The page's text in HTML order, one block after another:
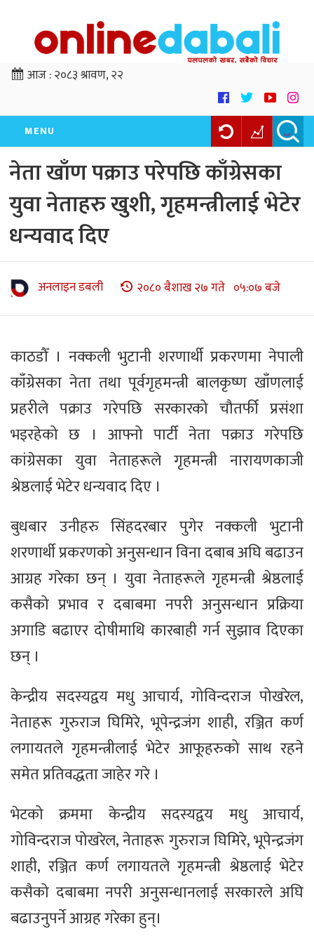
आज :२०८३ श्रावण, २२
MENU
नेता खाँण पक्राउ परेपछि काँग्रेसका
युवा नेताहरु खुशी, गृहमन्त्रीलाई भेटेर
धन्यवाद दिए
अनलाइन डबली २०८० बैशाख २७ गते ०५:०७ बजे
काठडौँ । नक्कली भुटानी शरणार्थी प्रकरणमा नेपाली
काँग्रेसका नेता तथा पूर्वगृहमन्त्री बालकृष्ण खाँणलाई
प्रहरीले पक्राउ गरेपछि सरकारको चौतर्फी प्रसंशा
भइरहेको छ । आफ्नो पार्टी नेता पक्राउ गरेपछि
कांग्रेसका युवा नेताहरूले गृहमन्त्री नारायणकाजी
श्रेष्ठलाई भेटेर धन्यवाद दिए ।
बुधबार उनीहरु सिंहदरबार पुगेर नक्कली भुटानी
शरणार्थी प्रकरणको अनुसन्धान विना दबाब अघि बढाउन
आग्रह गरेका छन् । युवा नेताहरूले गृहमन्त्री श्रेष्ठलाई
कसैको प्रभाव र दबाबमा नपरी अनुसन्धान प्रक्रिया
अगाडि बढाएर दोषीमाथि कारबाही गर्न सुझाव दिएका
छन् ।
केन्द्रीय सदस्यद्वय मधु आचार्य, गोविन्दराज पोखरेल,
नेताहरू गुरुराज घिमिरे, भूपेन्द्रजंग शाही, रञ्जित कर्ण
लगायतले गृहमन्त्रीलाई भेटेर आफूहरुको साथ रहने
समेत प्रतिवद्धता जाहेर गरे ।
भेटको क्रममा केन्द्रीय सदस्यद्वय मधु आचार्य,
गोविन्दराज पोखरेल, नेताहरू गुरुराज घिमिरे, भूपेन्द्रजंग
शाही, रञ्जित कर्ण लगायतले गृहमन्त्री श्रेष्ठलाई भेटेर
कसैको दबाबमा नपरी अनुसन्धानलाई सरकारले अघि
बढाउनुपर्ने आग्रह गरेका हुन्।